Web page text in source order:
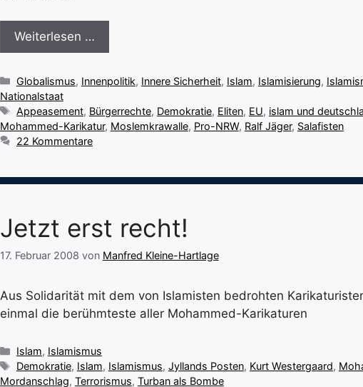
Weiterlesen …
Kategorien
Globalismus, Innenpolitik, Innere Sicherheit, Islam, Islamisierung,
Nationalstaat
Schlagwörter
Appeasement, Bürgerrechte, Demokratie, Eliten, EU, islam und
Mohammed-Karikatur, Moslemkrawalle, Pro-NRW, Ralf Jäger, Salafisten
22 Kommentare
Jetzt erst recht!
17. Februar 2008 von Manfred Kleine-Hartlage
Aus Solidarität mit dem von Islamisten bedrohten
einmal die berühmteste aller Mohammed-Karikaturen
Kategorien
Islam, Islamismus
Schlagwörter
Demokratie, Islam, Islamismus, Jyllands Posten, Kurt Westergaard,
Mordanschlag, Terrorismus, Turban als Bombe